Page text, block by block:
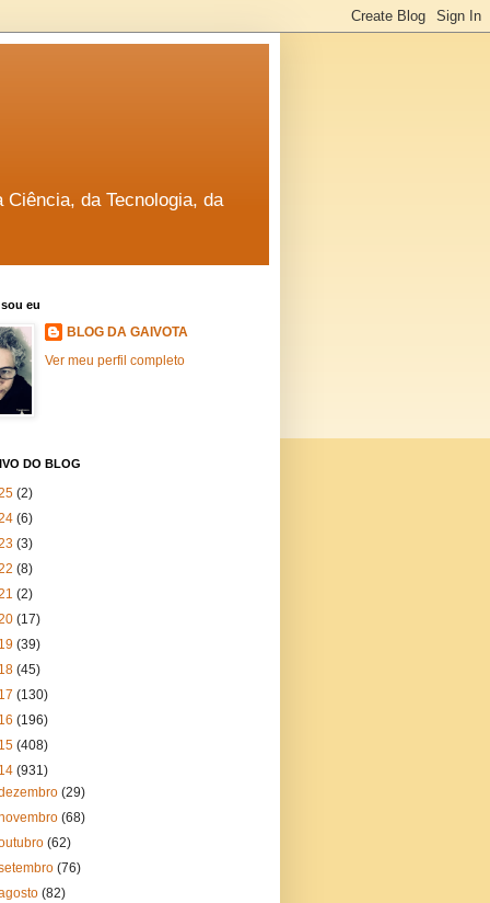
da Tecnologia, da
eu
BLOG DA GAIVOTA
Ver meu perfil completo
DO BLOG
(2)
(6)
(3)
(8)
(2)
(17)
(39)
(45)
(130)
(196)
(408)
(931)
(29)
(68)
(62)
(76)
(82)